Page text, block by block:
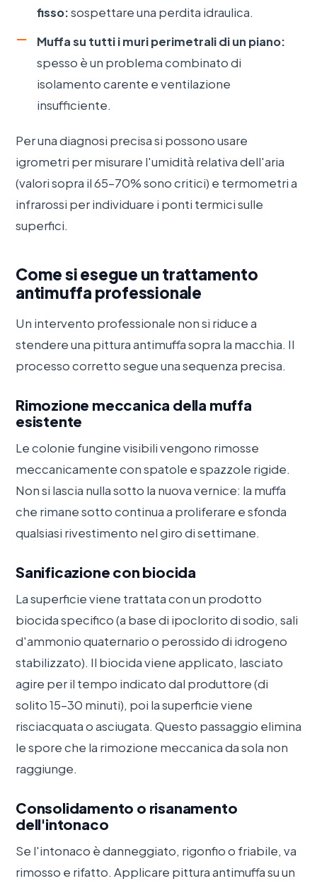
fisso:sospettare una perdita idraulica.
Muffa su tutti i muri perimetrali di un piano:
spesso è un problema combinato di
isolamento carente e ventilazione
insufficiente.
Per una diagnosi precisa si possono usare
igrometri per misurare l'umidità relativa dell'aria
(valori sopra il 65–70% sono critici) e termometri a
infrarossi per individuare i ponti termici sulle
superfici.
Come si esegue un trattamento
antimuffa professionale
Un intervento professionale non si riduce a
stendere una pittura antimuffa sopra la macchia. Il
processo corretto segue una sequenza precisa.
Rimozione meccanica della muffa
esistente
Le colonie fungine visibili vengono rimosse
meccanicamente con spatole e spazzole rigide.
Non si lascia nulla sotto la nuova vernice: la muffa
che rimane sotto continua a proliferare e sfonda
qualsiasi rivestimento nel giro di settimane.
Sanificazione con biocida
La superficie viene trattata con un prodotto
biocida specifico (a base di ipoclorito di sodio, sali
d'ammonio quaternario o perossido di idrogeno
stabilizzato). Il biocida viene applicato, lasciato
agire per il tempo indicato dal produttore (di
solito 15–30 minuti), poi la superficie viene
risciacquata o asciugata. Questo passaggio elimina
le spore che la rimozione meccanica da sola non
raggiunge.
Consolidamento o risanamento
dell'intonaco
Se l'intonaco è danneggiato, rigonfio o friabile, va
rimosso e rifatto. Applicare pittura antimuffa su un